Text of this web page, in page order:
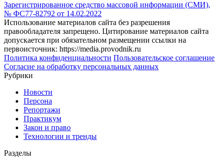
Зарегистрированное средство массовой информации (СМИ),
№ ФС77-82792 от 14.02.2022
Использование материалов сайта без разрешения
правообладателя запрещено. Цитирование материалов сайта
допускается при обязательном размещении ссылки на
первоисточник: https://media.provodnik.ru
Политика конфиденциальности Пользовательское соглашение
Согласие на обработку персональных данных
Рубрики
Новости
Персона
Репортажи
Практикум
Закон и право
Технологии и тренды
Разделы